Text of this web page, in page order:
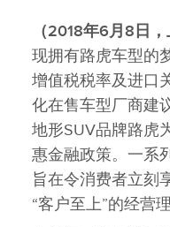
（2018年6月 8 日，
现拥有路虎车型的
增值税税率及进口
化在售车型厂商建
地形SUV品牌路虎
惠金融政策。一系
旨在令消费者立刻
“客户至上”的经营理